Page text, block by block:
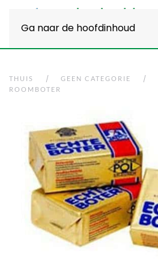
Ga naar de hoofdinhoud
THUIS GEEN CATEGORIE
ROOMBOTER